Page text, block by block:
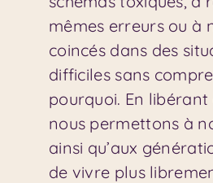
mêmes erreurs ou à
coincés dans des
difficiles sans
pourquoi. En
nous permettons à
ainsi qu’aux
de vivre plus